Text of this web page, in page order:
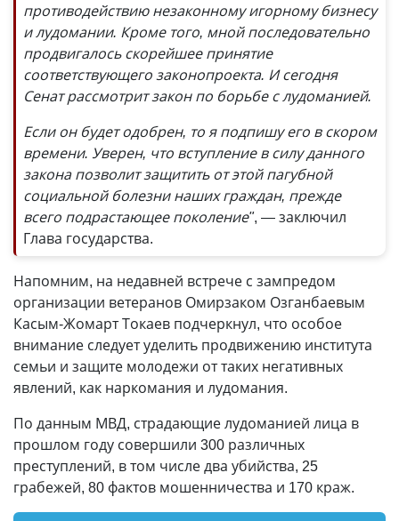
противодействию незаконному игорному бизнесу
и лудомании. Кроме того, мной последовательно
продвигалось скорейшее принятие
соответствующего законопроекта. И сегодня
Сенат рассмотрит закон по борьбе с лудоманией.
Если он будет одобрен, то я подпишу его в скором
времени. Уверен, что вступление в силу данного
закона позволит защитить от этой пагубной
социальной болезни наших граждан, прежде
всего подрастающее поколение", — заключил
Глава государства.
Напомним, на недавней встрече с зампредом
организации ветеранов Омирзаком Озганбаевым
Касым-Жомарт Токаев подчеркнул, что особое
внимание следует уделить продвижению института
семьи и защите молодежи от таких негативных
явлений, как наркомания и лудомания.
По данным МВД, страдающие лудоманией лица в
прошлом году совершили 300 различных
преступлений, в том числе два убийства, 25
грабежей, 80 фактов мошенничества и 170 краж.